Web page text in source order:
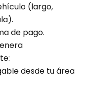
(largo,
de pago.
desde tu área